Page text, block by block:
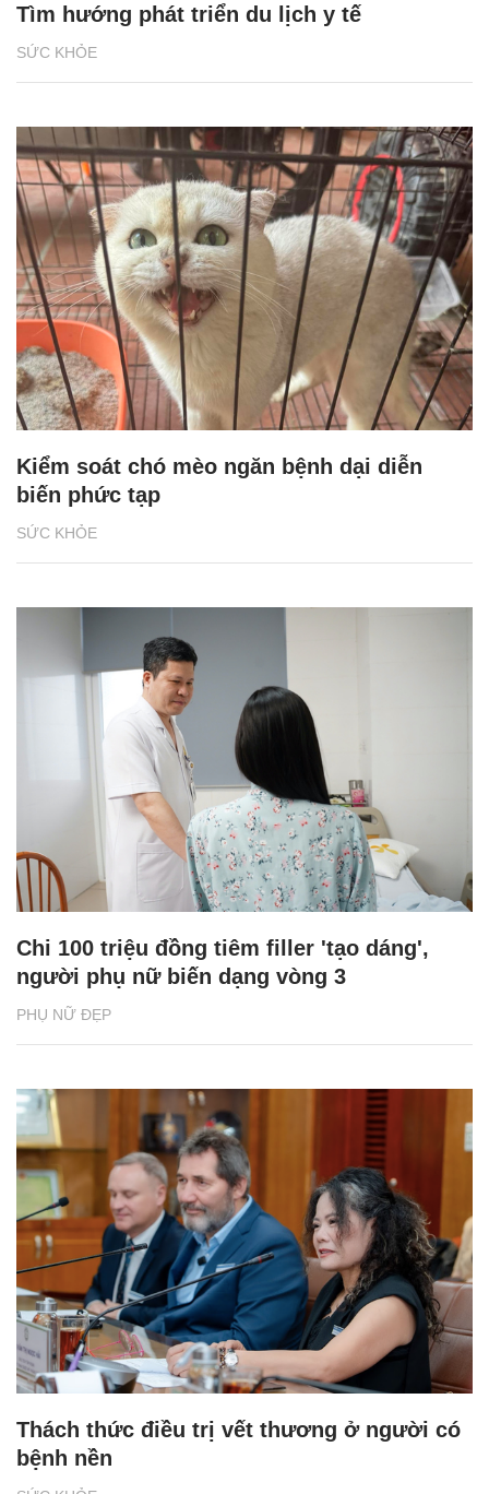
SỨC KHỎE
Tìm hướng phát triển du lịch y tế
SỨC KHỎE
Kiểm soát chó mèo ngăn bệnh dại diễn
biến phức tạp
PHỤ NỮ ĐẸP
Chi 100 triệu đồng tiêm filler 'tạo dáng',
người phụ nữ biến dạng vòng 3
Thách thức điều trị vết thương ở người có
bệnh nền